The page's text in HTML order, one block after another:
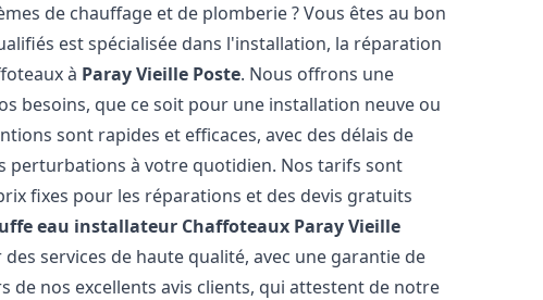
de chauffage et de plomberie ? Vous êtes au bon
est spécialisée dans l'installation, la réparation
à Paray Vieille Poste. Nous offrons une
besoins, que ce soit pour une installation neuve ou
sont rapides et efficaces, avec des délais de
perturbations à votre quotidien. Nos tarifs sont
fixes pour les réparations et des devis gratuits
eau installateur Chaffoteaux Paray Vieille
services de haute qualité, avec une garantie de
de nos excellents avis clients, qui attestent de notre